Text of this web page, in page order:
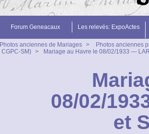
Forum Geneacaux Les relevés: ExpoActes
Photos anciennes de Mariages >
Photos anciennes
CGPC-SM)
> Mariage au Havre le 08/02/1933 —
08/02/
et